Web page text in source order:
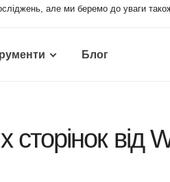
але ми беремо до уваги
Блог
від